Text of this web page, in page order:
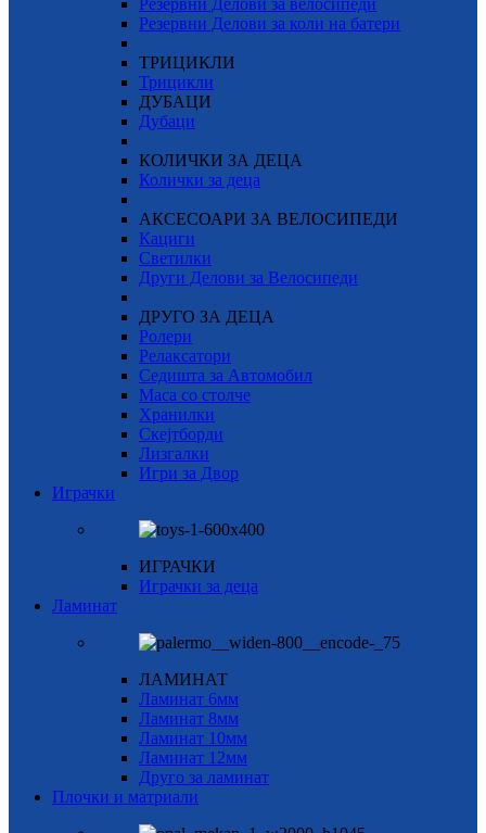
Резервни Делови за велосипеди
Резервни Делови за коли на батери
ТРИЦИКЛИ
Трицикли
ДУБАЦИ
Дубаци
КОЛИЧКИ ЗА ДЕЦА
Колички за деца
АКСЕСОАРИ ЗА ВЕЛОСИПЕДИ
Кациги
Светилки
Други Делови за Велосипеди
ДРУГО ЗА ДЕЦА
Ролери
Релаксатори
Седишта за Автомобил
Маса со столче
Хранилки
Скејтборди
Лизгалки
Игри за Двор
Играчки
ИГРАЧКИ
Играчки за деца
Ламинат
ЛАМИНАТ
Ламинат 6мм
Ламинат 8мм
Ламинат 10мм
Ламинат 12мм
Друго за ламинат
Плочки и матриали